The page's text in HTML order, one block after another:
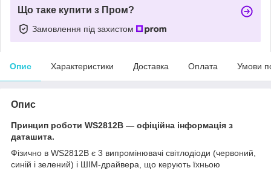
Що таке купити з Пром?
Замовлення під захистом
Опис Характеристики Доставка Оплата Умови
Опис
Принцип роботи WS2812B — офіційна інформація з
даташита.
Фізично в WS2812B є 3 випромінювачі світлодіоди (червоний,
синій і зелений) і ШІМ-драйвера, що керують їхньою